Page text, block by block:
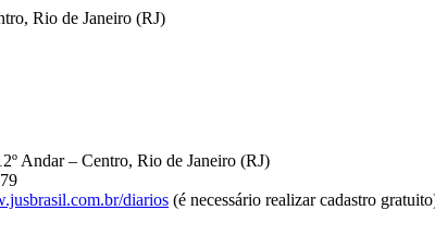
Rio de Janeiro (RJ)
Andar – Centro, Rio de Janeiro (RJ)
diarios (é necessário realizar cadastro